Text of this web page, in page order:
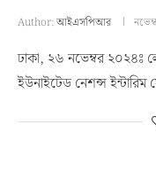
Author:আইএসপিআর
ঢাকা, ২৬ নভেম্বর ২০২৪ঃ
ইউনাইটেড নেশন্স